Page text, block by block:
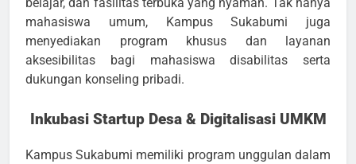
belajar, dan fasilitas terbuka yang nyaman. Tak hanya
mahasiswa umum, Kampus Sukabumi juga
menyediakan program khusus dan layanan
aksesibilitas bagi mahasiswa disabilitas serta
dukungan konseling pribadi.
Inkubasi Startup Desa & Digitalisasi UMKM
Kampus Sukabumi memiliki program unggulan dalam